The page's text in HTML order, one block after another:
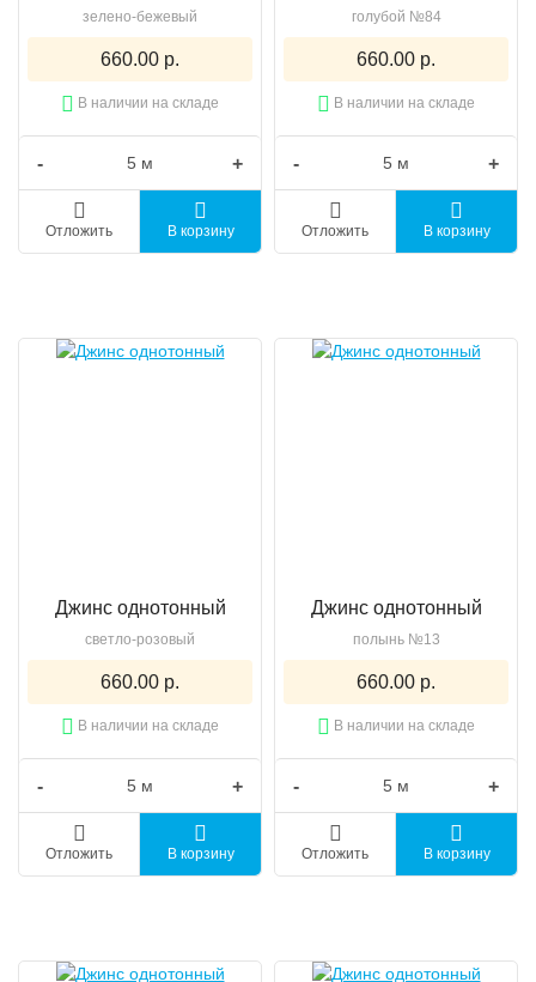
зелено-бежевый
660.00 р.
В наличии на складе
- +
Отложить В корзину
голубой №84
660.00 р.
В наличии на складе
- +
Отложить В корзину
Джинс однотонный
светло-розовый
660.00 р.
В наличии на складе
- +
Отложить В корзину
Джинс однотонный
полынь №13
660.00 р.
В наличии на складе
- +
Отложить В корзину